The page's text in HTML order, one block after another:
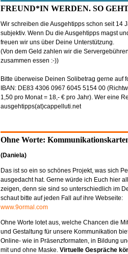
FREUND*IN WERDEN. SO
Wir schreiben die Ausgehtipps schon seit 14
subjektiv. Wenn Du die Ausgehtipps magst
freuen wir uns über Deine Unterstützung.
(Von dem Geld zahlen wir die
zusammen essen :-))
Bitte überweise Deinen Solibetrag gerne auf
IBAN: DE83 4306 0967 6045 5154 00
1,50 pro Monat = 18,- € pro Jahr). Wer eine
ausgehtipps(at)cappelluti.net
Ohne Worte:
(Daniela)
Das ist so ein so schönes Projekt, was sich
ausgedacht hat. Gerne würde ich Euch hier
zeigen, denn sie sind so unterschiedlich im
schaut bitte auf jeden Fall auf ihre Webseite:
www.9ormal.com
Ohne Worte lotet aus, welche Chancen die
und Gestaltung für unsere Kommunikation
Online- wie in Präsenzformaten, in Bildung
mit und ohne Maske. Virtuelle Gespräche